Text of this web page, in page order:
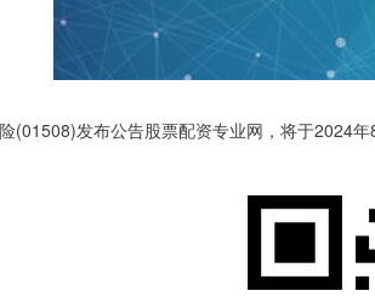
(01508)发布公告股票配资专业网，将于2024